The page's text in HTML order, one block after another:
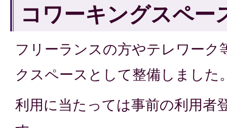
コワーキングスペー
フリーランスの方やテレワーク
クスペースとして整備しました
利用に当たっては事前の利用者